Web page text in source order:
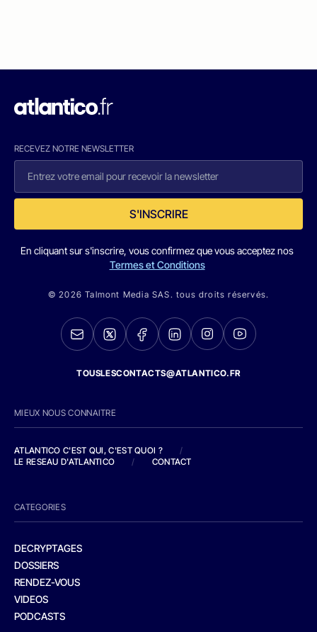
RECEVEZ NOTRE NEWSLETTER
S'INSCRIRE
En cliquant sur s'inscrire, vous confirmez que vous acceptez nos
Termes et Conditions
© 2026 Talmont Media SAS. tous droits réservés.
TOUSLESCONTACTS@ATLANTICO.FR
MIEUX NOUS CONNAITRE
ATLANTICO C'EST QUI, C'EST QUOI ?
/
LE RESEAU D'ATLANTICO
/ CONTACT
CATEGORIES
DECRYPTAGES
DOSSIERS
RENDEZ-VOUS
VIDEOS
PODCASTS